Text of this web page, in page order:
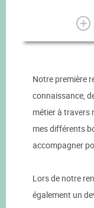
Notre première
connaissance,
métier à travers
mes différents
accompagner
Lors de notre
également un